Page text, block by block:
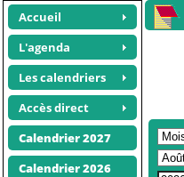
Accueil
L'agenda
Les calendriers
Accès direct
Calendrier 2027
Calendrier 2026